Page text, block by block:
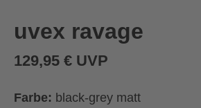
uvex ravage
129,95 € UVP
Farbe: black-grey matt